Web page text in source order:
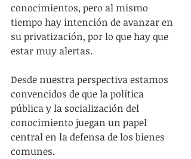
conocimientos, pero al mismo
tiempo hay intención de avanzar en
su privatización, por lo que hay que
estar muy alertas.
Desde nuestra perspectiva estamos
convencidos de que la política
pública y la socialización del
conocimiento juegan un papel
central en la defensa de los bienes
comunes.